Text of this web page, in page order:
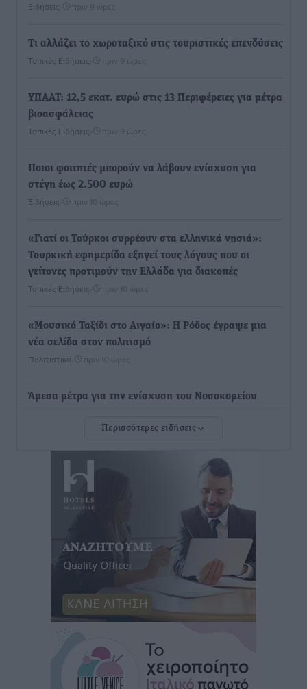
Ειδήσεις πριν 9 ώρες
Τι αλλάζει το χωροταξικό στις τουριστικές επενδύσεις
Τοπικές Ειδήσεις πριν 9 ώρες
ΥΠΑΑΤ: 12,5 εκατ. ευρώ στις 13 Περιφέρειες για μέτρα
βιοασφάλειας
Τοπικές Ειδήσεις πριν 9 ώρες
Ποιοι φοιτητές μπορούν να λάβουν ενίσχυση για
στέγη έως 2.500 ευρώ
Ειδήσεις πριν 10 ώρες
«Γιατί οι Τούρκοι συρρέουν στα ελληνικά νησιά»:
Τουρκική εφημερίδα εξηγεί τους λόγους που οι
γείτονες προτιμούν την Ελλάδα για διακοπές
Τοπικές Ειδήσεις πριν 10 ώρες
«Μουσικό Ταξίδι στο Αιγαίο»: Η Ρόδος έγραψε μια
νέα σελίδα στον πολιτισμό
Πολιτιστικά πριν 10 ώρες
Άμεσα μέτρα για την ενίσχυση του Νοσοκομείου
ανακοίνωσε ο Άδωνις Γεωργιάδης
Iατρικός Σύλλογος Ροδου προς Α. Γεωργιάδη:
Στρατηγικές Προτάσεις για την Ενίσχυση της
Δημόσιας Υγείας στη Νησιωτική Ελλάδα και στα
Τοπικές Ειδήσεις• πριν 11 ώρες
Πάνθηρες: Ξεκίνησαν αισιόδοξοι για την παρθενική
“πτήση” τους
Αθλητικά• πριν 11 ώρες
Άρης Αρχαγγέλου: Στο πλευρό του άτυχου Ιάκωβου
Περισσότερες ειδήσεις